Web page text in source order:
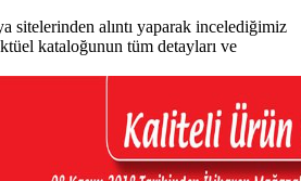
sitelerinden alıntı yaparak incelediğimiz
kataloğunun tüm detayları ve